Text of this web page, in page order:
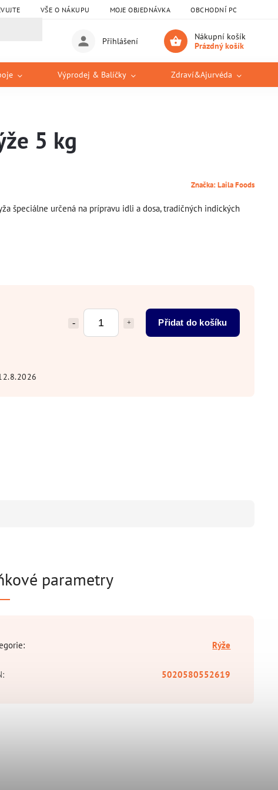
VŠE O NÁKUPU MOJE OBJEDNÁVKA OBCHODNÍ PODMÍNKY
Nákupní košík
Prázdný košík
Přihlášení
Výprodej & Balíčky Zdraví&Ajurvéda
Přidat do košíku
5 kg
Značka:Laila Foods
špeciálne určená na prípravu idli a dosa, tradičných indických
parametry
: Rýže
: 5020580552619